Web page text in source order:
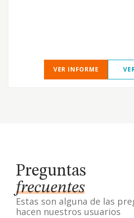
VER INFORME
Preguntas
frecuentes
Estas son alguna de las
hacen nuestros usuarios